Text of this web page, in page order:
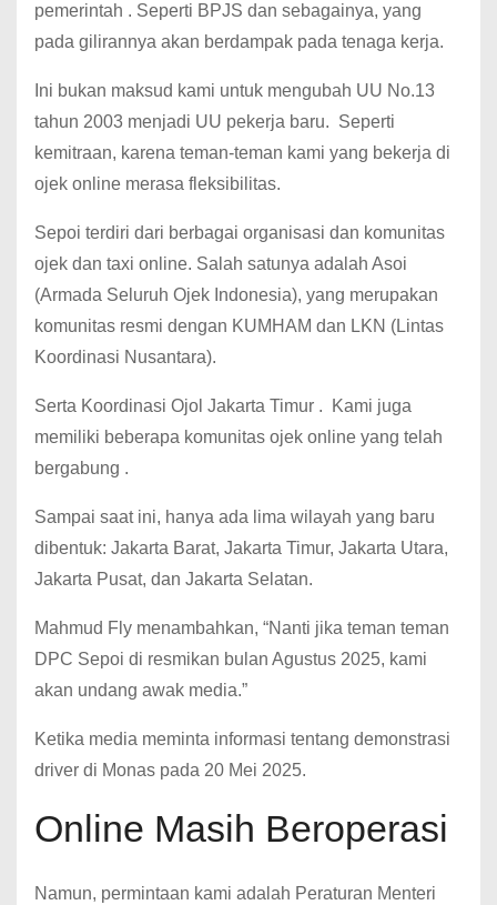
pemerintah . Seperti BPJS dan sebagainya, yang
pada gilirannya akan berdampak pada tenaga kerja.
Ini bukan maksud kami untuk mengubah UU No.13
tahun 2003 menjadi UU pekerja baru. Seperti
kemitraan, karena teman-teman kami yang bekerja di
ojek online merasa fleksibilitas.
Sepoi terdiri dari berbagai organisasi dan komunitas
ojek dan taxi online. Salah satunya adalah Asoi
(Armada Seluruh Ojek Indonesia), yang merupakan
komunitas resmi dengan KUMHAM dan LKN (Lintas
Koordinasi Nusantara).
Serta Koordinasi Ojol Jakarta Timur . Kami juga
memiliki beberapa komunitas ojek online yang telah
bergabung .
Sampai saat ini, hanya ada lima wilayah yang baru
dibentuk: Jakarta Barat, Jakarta Timur, Jakarta Utara,
Jakarta Pusat, dan Jakarta Selatan.
Mahmud Fly menambahkan, “Nanti jika teman teman
DPC Sepoi di resmikan bulan Agustus 2025, kami
akan undang awak media.”
Ketika media meminta informasi tentang demonstrasi
driver di Monas pada 20 Mei 2025.
Online Masih Beroperasi
Namun, permintaan kami adalah Peraturan Menteri